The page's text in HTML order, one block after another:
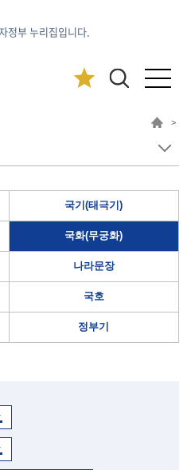
정부 누리집입니다.
>
국기(태극기)
국화(무궁화)
나라문장
국호
정부기